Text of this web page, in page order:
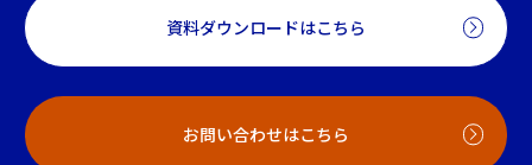
資料ダウンロードはこちら
お問い合わせはこちら